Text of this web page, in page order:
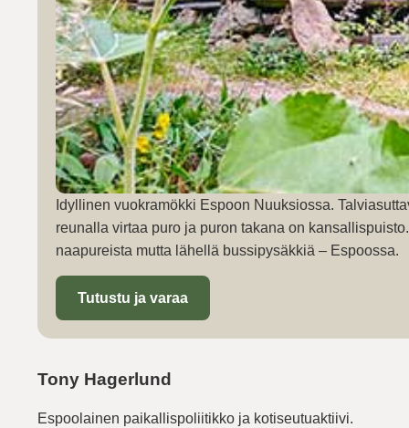
Idyllinen vuokramökki Espoon Nuuksiossa.
reunalla virtaa puro ja puron takana on
naapureista mutta lähellä bussipysäkkiä – Espoossa.
Tutustu ja varaa
Tony Hagerlund
Espoolainen paikallispoliitikko ja kotiseutuaktiivi.